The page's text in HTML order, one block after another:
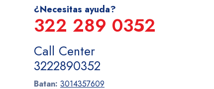
¿Necesitas ayuda?
322 289 0352
Call Center
3222890352
Batan: 3014357609